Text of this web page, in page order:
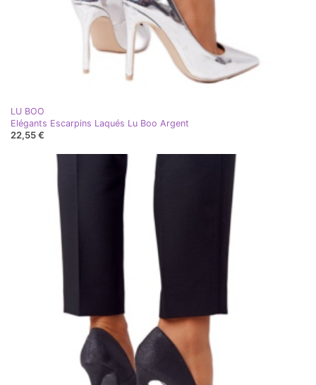
LU BOO
Elégants Escarpins Laqués Lu Boo Argent
22,55 €